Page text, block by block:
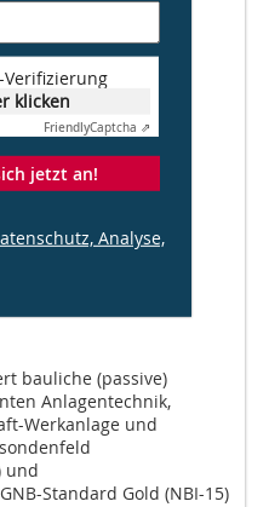
11,25 Mio. €
m²a
bauliche (passive)
Anlagentechnik,
Werkanlage und
und
Standard Gold (NBI-15)
klicken
FriendlyCaptcha ⇗
jetzt an!
Analyse,